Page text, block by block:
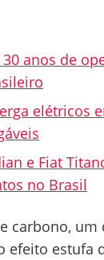
anos de
elétricos
e Fiat
no Brasil
carbono, um
efeito estufa